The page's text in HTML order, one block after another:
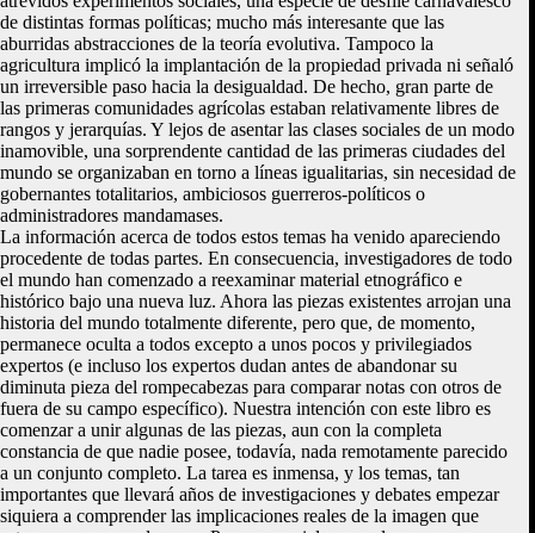
de distintas formas políticas; mucho más interesante que las
aburridas abstracciones de la teoría evolutiva. Tampoco la
agricultura implicó la implantación de la propiedad privada ni señaló
un irreversible paso hacia la desigualdad. De hecho, gran parte de
las primeras comunidades agrícolas estaban relativamente libres de
rangos y jerarquías. Y lejos de asentar las clases sociales de un modo
inamovible, una sorprendente cantidad de las primeras ciudades del
mundo se organizaban en torno a líneas igualitarias, sin necesidad de
gobernantes totalitarios, ambiciosos guerreros-políticos o
administradores mandamases.
La información acerca de todos estos temas ha venido apareciendo
procedente de todas partes. En consecuencia, investigadores de todo
el mundo han comenzado a reexaminar material etnográfico e
histórico bajo una nueva luz. Ahora las piezas existentes arrojan una
historia del mundo totalmente diferente, pero que, de momento,
permanece oculta a todos excepto a unos pocos y privilegiados
expertos (e incluso los expertos dudan antes de abandonar su
diminuta pieza del rompecabezas para comparar notas con otros de
fuera de su campo específico). Nuestra intención con este libro es
comenzar a unir algunas de las piezas, aun con la completa
constancia de que nadie posee, todavía, nada remotamente parecido
a un conjunto completo. La tarea es inmensa, y los temas, tan
importantes que llevará años de investigaciones y debates empezar
siquiera a comprender las implicaciones reales de la imagen que